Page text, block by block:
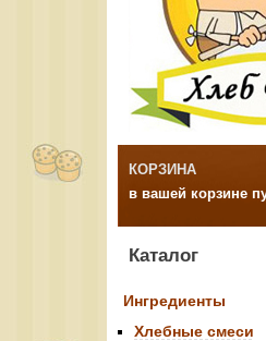
КОРЗИНА
в вашей корзине
Каталог
Ингредиенты
Хлебные смеси